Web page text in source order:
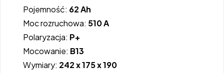
Pojemność: 62 Ah
Moc rozruchowa: 510 A
Polaryzacja: P+
Mocowanie: B13
Wymiary: 242 x 175 x 190